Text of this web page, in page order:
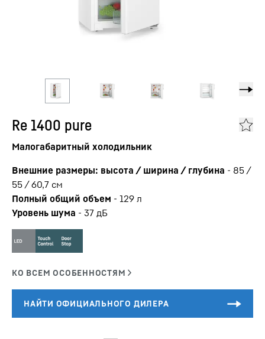
Re 1400 pure
Малогабаритный холодильник
Внешние размеры: высота / ширина / глубина - 85 /
55 / 60,7 см
Полный общий объем - 129 л
Уровень шума - 37 дБ